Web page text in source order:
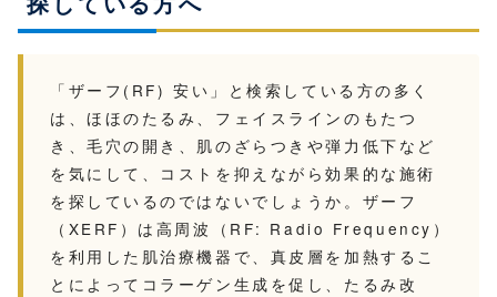
「ザーフ(RF) 安い」と検索している方の多く
は、ほほのたるみ、フェイスラインのもたつ
き、毛穴の開き、肌のざらつきや弾力低下など
を気にして、コストを抑えながら効果的な施術
を探しているのではないでしょうか。ザーフ
（XERF）は高周波（RF: Radio Frequency）
を利用した肌治療機器で、真皮層を加熱するこ
とによってコラーゲン生成を促し、たるみ改